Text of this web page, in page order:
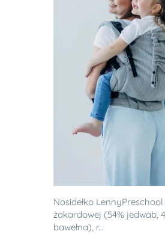
Nosidełko
żakardowej (54% jedwab,
bawełna), r...